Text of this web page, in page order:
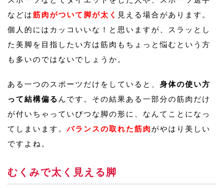
などは筋肉がついて脚が太く 見える場合があります。
個人的にはカッコいいな！と思いますが、スラッとし
た美脚を目指したい方は筋肉もちょっと悩むという方
も多いのではないでしょうか。
ある一つのスポーツだけをしていると、 身体の使い方
って結構偏る んです。その結果ある一部分の筋肉だけ
が付いちゃっていびつな脚の形に、なんてことになっ
てしまいます。バランスの取れた筋肉がやはり美しい
ですよね。
むくみで太く見える脚